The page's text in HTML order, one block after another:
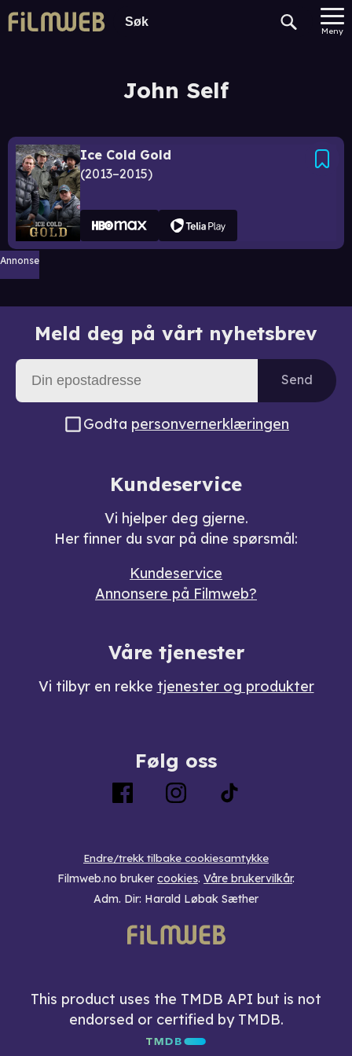
Meny
John Self
Ice Cold Gold
2013–2015
Annonse
Meld deg på vårt nyhetsbrev
Send
Godta personvernerklæringen
Kundeservice
Vi hjelper deg gjerne.
Her finner du svar på dine spørsmål:
Kundeservice
Annonsere på Filmweb?
Våre tjenester
Vi tilbyr en rekke tjenester og produkter
Følg oss
Endre/trekk tilbake cookiesamtykke
Filmweb.no bruker cookies. Våre brukervilkår.
Adm. Dir: Harald Løbak Sæther
This product uses the TMDB API but is not
endorsed or certified by TMDB.